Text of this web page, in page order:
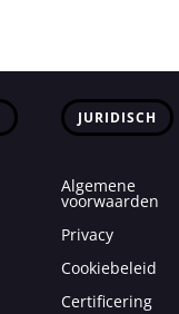
JURIDISCH
Algemene
voorwaarden
Privacy
Cookiebeleid
Certificering